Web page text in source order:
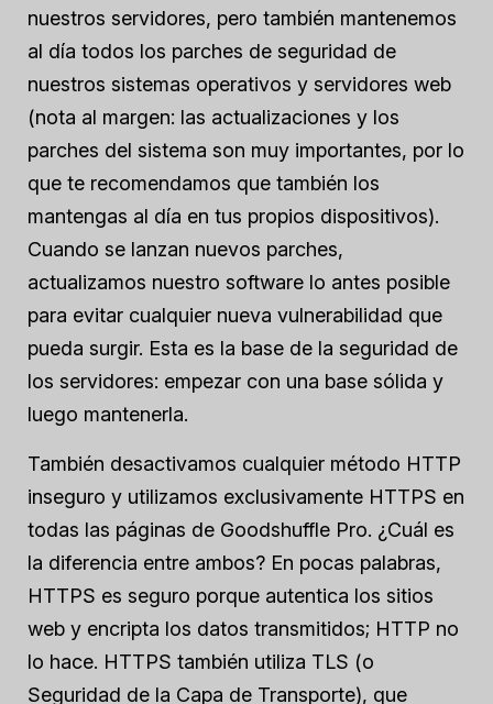
nuestros servidores, pero también mantenemos
al día todos los parches de seguridad de
nuestros sistemas operativos y servidores web
(nota al margen: las actualizaciones y los
parches del sistema son muy importantes, por lo
que te recomendamos que también los
mantengas al día en tus propios dispositivos).
Cuando se lanzan nuevos parches,
actualizamos nuestro software lo antes posible
para evitar cualquier nueva vulnerabilidad que
pueda surgir. Esta es la base de la seguridad de
los servidores: empezar con una base sólida y
luego mantenerla.
También desactivamos cualquier método HTTP
inseguro y utilizamos exclusivamente HTTPS en
todas las páginas de Goodshuffle Pro. ¿Cuál es
la diferencia entre ambos? En pocas palabras,
HTTPS es seguro porque autentica los sitios
web y encripta los datos transmitidos; HTTP no
lo hace. HTTPS también utiliza TLS (o
Seguridad de la Capa de Transporte), que